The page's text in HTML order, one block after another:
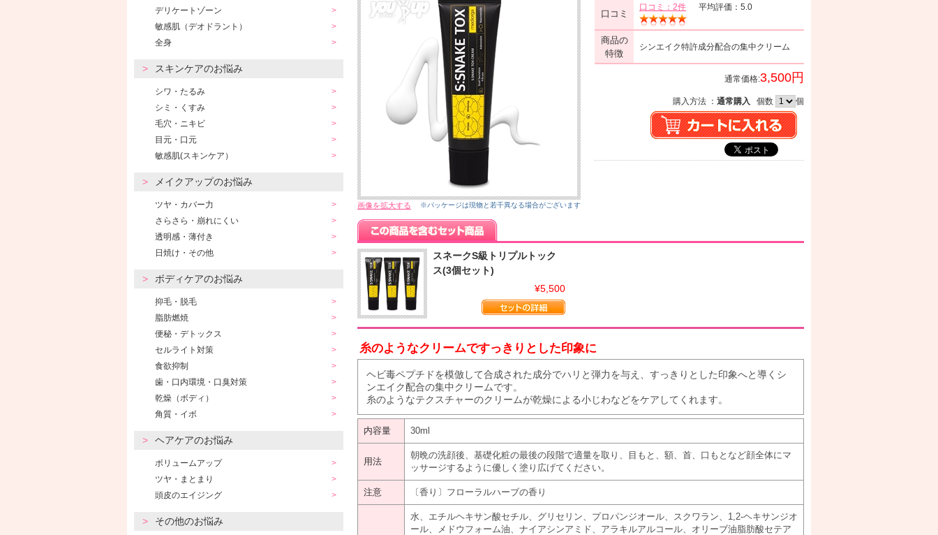
デリケートゾーン
敏感肌（デオドラント）
全身
スキンケアのお悩み
シワ・たるみ
シミ・くすみ
毛穴・ニキビ
目元・口元
敏感肌(スキンケア）
メイクアップのお悩み
ツヤ・カバー力
さらさら・崩れにくい
透明感・薄付き
日焼け・その他
ボディケアのお悩み
抑毛・脱毛
脂肪燃焼
便秘・デトックス
セルライト対策
食欲抑制
歯・口内環境・口臭対策
乾燥（ボディ）
角質・イボ
ヘアケアのお悩み
ボリュームアップ
ツヤ・まとまり
頭皮のエイジング
その他のお悩み
画像を拡大する ※パッケージは現物と若干異なる場合がございます
口コミ
口コミ：2件 平均評価：5.0
商品の
特徴
シンエイク特許成分配合の集中クリーム
通常価格:3,500円
購入方法 ： 通常購入 個数 個
スネークS級トリプルトック
ス(3個セット)
¥5,500
糸のようなクリームですっきりとした印象に
ヘビ毒ペプチドを模倣して合成された成分でハリと弾力を与え、すっきりとした印象へと導くシ
ンエイク配合の集中クリームです。
糸のようなテクスチャーのクリームが乾燥による小じわなどをケアしてくれます。
内容量 30ml
用法
朝晩の洗顔後、基礎化粧の最後の段階で適量を取り、目もと、額、首、口もとなど顔全体にマ
ッサージするように優しく塗り広げてください。
注意 〔香り〕フローラルハーブの香り
水、エチルヘキサン酸セチル、グリセリン、プロパンジオール、スクワラン、1,2-ヘキサンジオ
ール、メドウフォーム油、ナイアシンアミド、アラキルアルコール、オリーブ油脂肪酸セテア